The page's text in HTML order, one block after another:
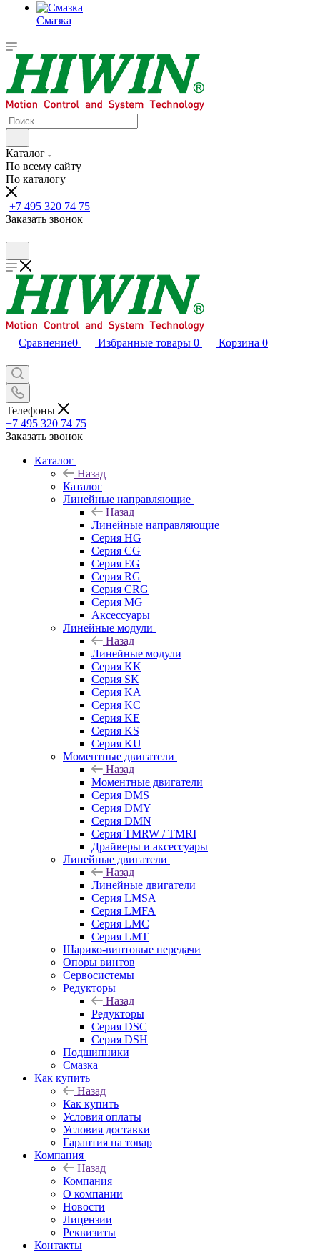
Смазка
Каталог
По всему сайту
По каталогу
+7 495 320 74 75
Заказать звонок
Сравнение0 Избранные товары 0 Корзина 0
Телефоны
+7 495 320 74 75
Заказать звонок
Каталог
Назад
Каталог
Линейные направляющие
Назад
Линейные направляющие
Серия HG
Серия CG
Серия EG
Серия RG
Серия CRG
Серия MG
Аксессуары
Линейные модули
Назад
Линейные модули
Серия KK
Серия SK
Серия KA
Серия KC
Серия KE
Серия KS
Серия KU
Моментные двигатели
Назад
Моментные двигатели
Серия DMS
Серия DMY
Серия DMN
Серия TMRW / TMRI
Драйверы и аксессуары
Линейные двигатели
Назад
Линейные двигатели
Серия LMSA
Серия LMFA
Серия LMC
Серия LMT
Шарико-винтовые передачи
Опоры винтов
Сервосистемы
Редукторы
Назад
Редукторы
Серия DSC
Серия DSH
Подшипники
Смазка
Как купить
Назад
Как купить
Условия оплаты
Условия доставки
Гарантия на товар
Компания
Назад
Компания
О компании
Новости
Лицензии
Реквизиты
Контакты